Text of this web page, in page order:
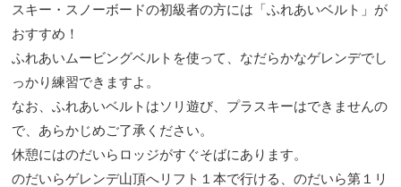
スキー・スノーボードの初級者の方には「ふれあいベルト」が
おすすめ！
ふれあいムービングベルトを使って、なだらかなゲレンデでし
っかり練習できますよ。
なお、ふれあいベルトはソリ遊び、プラスキーはできませんの
で、あらかじめご了承ください。
休憩にはのだいらロッジがすぐそばにあります。
のだいらゲレンデ山頂へリフト１本で行ける、のだいら第１リ